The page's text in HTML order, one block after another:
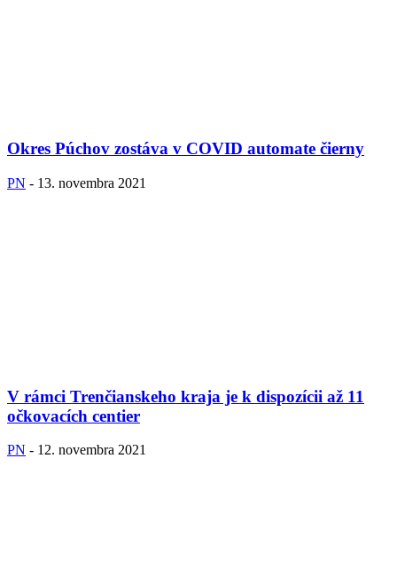
Okres Púchov zostáva v COVID automate čierny
PN - 13. novembra 2021
V rámci Trenčianskeho kraja je k dispozícii až 11
očkovacích centier
PN - 12. novembra 2021